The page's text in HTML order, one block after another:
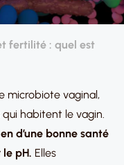
fertilité : quel est
microbiote vaginal,
qui habitent le vagin.
d’une bonne santé
pH. Elles